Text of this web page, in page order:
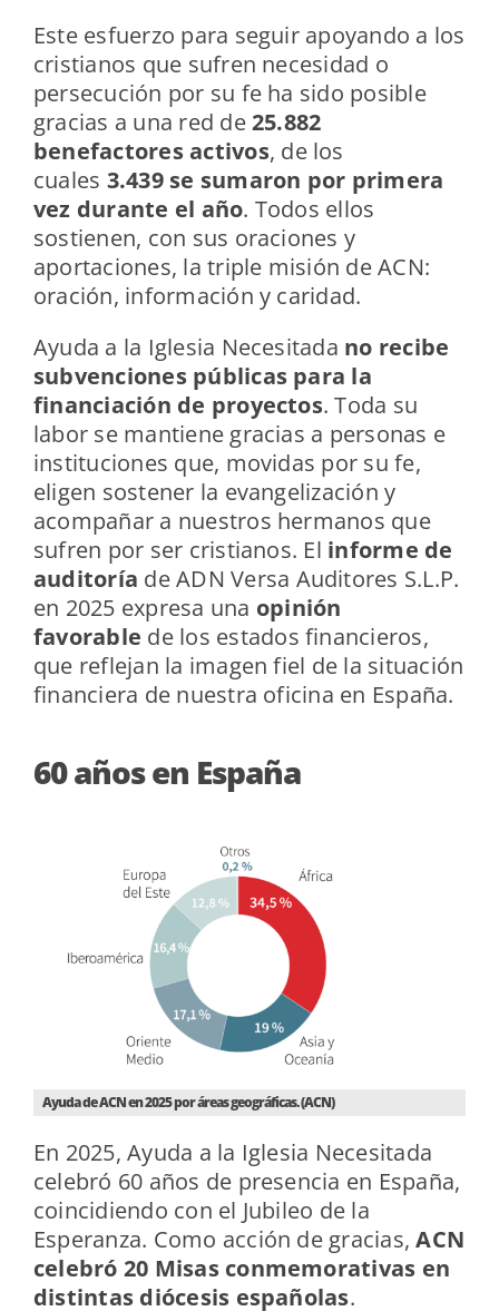
Este esfuerzo para seguir apoyando a los
cristianos que sufren necesidad o
persecución por su fe ha sido posible
gracias a una red de25.882
benefactores activos, de los
cuales 3.439 se sumaron por primera
vez durante el año. Todos ellos
sostienen, con sus oraciones y
aportaciones, la triple misión de ACN:
oración, información y caridad.
Ayuda a la Iglesia Necesitada no recibe
subvenciones públicas para la
financiación de proyectos. Toda su
labor se mantiene gracias a personas e
instituciones que, movidas por su fe,
eligen sostener la evangelización y
acompañar a nuestros hermanos que
sufren por ser cristianos. El informe de
auditoría de ADN Versa Auditores S.L.P.
en 2025 expresa una opinión
favorable de los estados financieros,
que reflejan la imagen fiel de la situación
financiera de nuestra oficina en España.
60 años en España
Ayuda de ACN en 2025 por áreas geográficas. (ACN)
En 2025, Ayuda a la Iglesia Necesitada
celebró 60 años de presencia en España,
coincidiendo con el Jubileo de la
Esperanza. Como acción de gracias,ACN
celebró 20 Misas conmemorativas en
distintas diócesis españolas.